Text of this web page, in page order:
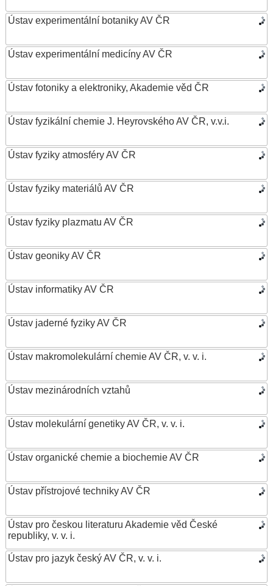
Ústav experimentální botaniky AV ČR
Ústav experimentální medicíny AV ČR
Ústav fotoniky a elektroniky, Akademie věd ČR
Ústav fyzikální chemie J. Heyrovského AV ČR, v.v.i.
Ústav fyziky atmosféry AV ČR
Ústav fyziky materiálů AV ČR
Ústav fyziky plazmatu AV ČR
Ústav geoniky AV ČR
Ústav informatiky AV ČR
Ústav jaderné fyziky AV ČR
Ústav makromolekulární chemie AV ČR, v. v. i.
Ústav mezinárodních vztahů
Ústav molekulární genetiky AV ČR, v. v. i.
Ústav organické chemie a biochemie AV ČR
Ústav přístrojové techniky AV ČR
Ústav pro českou literaturu Akademie věd České
republiky, v. v. i.
Ústav pro jazyk český AV ČR, v. v. i.